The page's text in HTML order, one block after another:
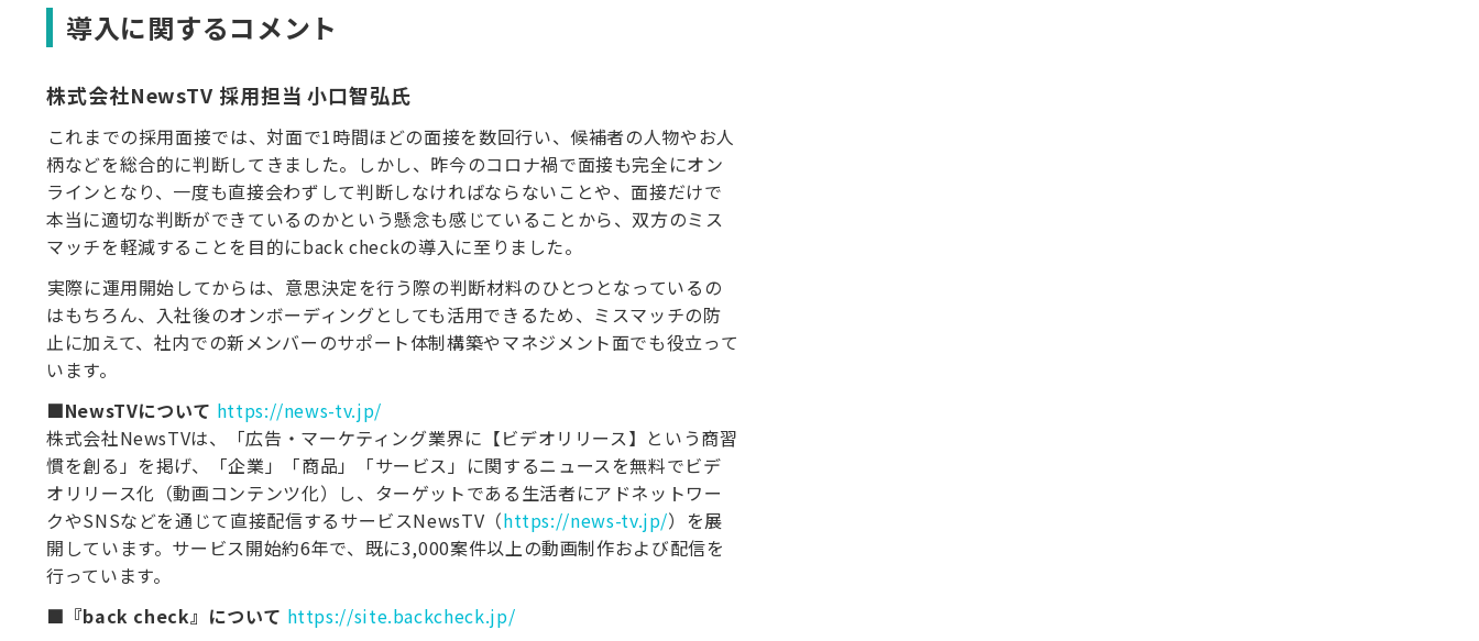
導入に関するコメント
株式会社NewsTV 採用担当 小口智弘氏
⁠これまでの採用面接では、対面で1時間ほどの面接を数回行い、候補者の人物やお人
柄などを総合的に判断してきました。しかし、昨今のコロナ禍で面接も完全にオン
ラインとなり、一度も直接会わずして判断しなければならないことや、面接だけで
本当に適切な判断ができているのかという懸念も感じていることから、双方のミス
マッチを軽減することを目的にback checkの導入に至りました。
⁠実際に運用開始してからは、意思決定を行う際の判断材料のひとつとなっているの
はもちろん、入社後のオンボーディングとしても活用できるため、ミスマッチの防
止に加えて、社内での新メンバーのサポート体制構築やマネジメント面でも役立って
います。
■NewsTVについて https://news-tv.jp/
株式会社NewsTVは、「広告・マーケティング業界に【ビデオリリース】という商習
慣を創る」を掲げ、「企業」「商品」「サービス」に関するニュースを無料でビデ
オリリース化（動画コンテンツ化）し、ターゲットである生活者にアドネットワー
クやSNSなどを通じて直接配信するサービスNewsTV（https://news-tv.jp/）を展
開しています。サービス開始約6年で、既に3,000案件以上の動画制作および配信を
行っています。
■『back check』について https://site.backcheck.jp/